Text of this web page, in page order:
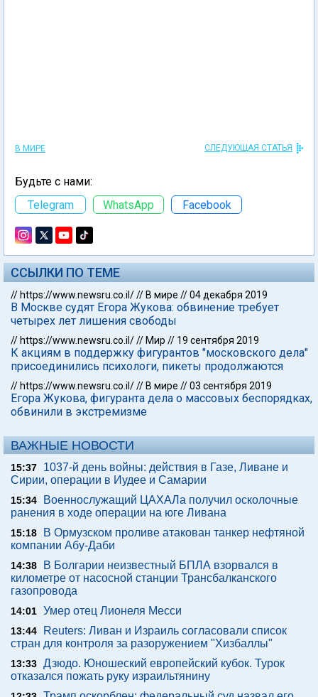
В МИРЕ СЛЕДУЮЩАЯ СТАТЬЯ
Будьте с нами:
Telegram
WhatsApp Facebook
ССЫЛКИ ПО ТЕМЕ
// https://www.newsru.co.il/// В мире //04 декабря 2019
В Москве судят Егора Жукова: обвинение требует
четырех лет лишения свободы
// https://www.newsru.co.il/// Мир // 19 сентября 2019
К акциям в поддержку фигурантов "московского дела"
присоединились психологи, пикеты продолжаются
// https://www.newsru.co.il/// В мире //03 сентября 2019
Егора Жукова, фигуранта дела о массовых беспорядках,
обвинили в экстремизме
ВАЖНЫЕ НОВОСТИ
15:37
1037-й день войны: действия в Газе, Ливане и
Сирии, операции в Иудее и Самарии
15:34
Военнослужащий ЦАХАЛа получил осколочные
ранения в ходе операции на юге Ливана
15:18
В Ормузском проливе атакован танкер нефтяной
компании Абу-Даби
14:38
В Болгарии неизвестный БПЛА взорвался в
километре от насосной станции Трансбалканского
газопровода
14:01 Умер отец Лионеля Месси
13:44
Reuters: Ливан и Израиль согласовали список
стран для контроля за разоружением "Хизбаллы"
13:33 Дзюдо. Юношеский европейский кубок. Турок
отказался пожать руку израильтянину